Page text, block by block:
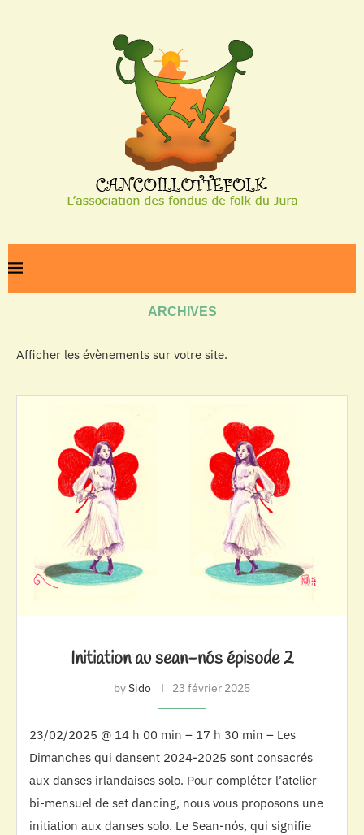
ARCHIVES
Afficher les évènements sur votre site.
Initiation au sean-nós épisode 2
bySido 23 février 2025
23/02/2025 @ 14 h 00 min – 17 h 30 min – Les
Dimanches qui dansent 2024-2025 sont consacrés
aux danses irlandaises solo. Pour compléter l’atelier
bi-mensuel de set dancing, nous vous proposons une
initiation aux danses solo. Le Sean-nós, qui signifie